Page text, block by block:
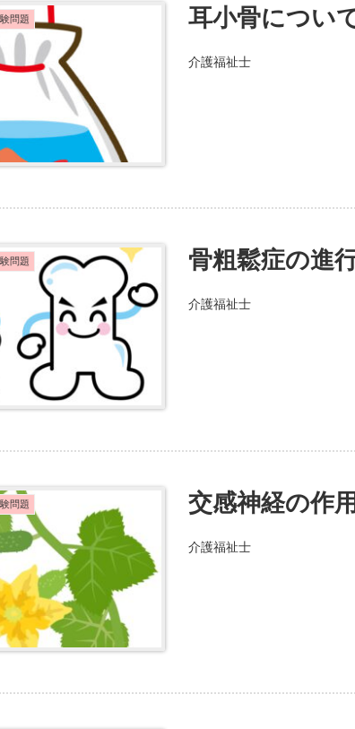
問題 耳小骨につい
介護福祉士
問題 骨粗鬆症の進
介護福祉士
問題 交感神経の作
介護福祉士